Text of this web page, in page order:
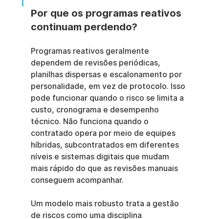
Por que os programas reativos
continuam perdendo?
Programas reativos geralmente
dependem de revisões periódicas,
planilhas dispersas e escalonamento por
personalidade, em vez de protocolo. Isso
pode funcionar quando o risco se limita a
custo, cronograma e desempenho
técnico. Não funciona quando o
contratado opera por meio de equipes
híbridas, subcontratados em diferentes
níveis e sistemas digitais que mudam
mais rápido do que as revisões manuais
conseguem acompanhar.
Um modelo mais robusto trata a gestão
de riscos como uma disciplina